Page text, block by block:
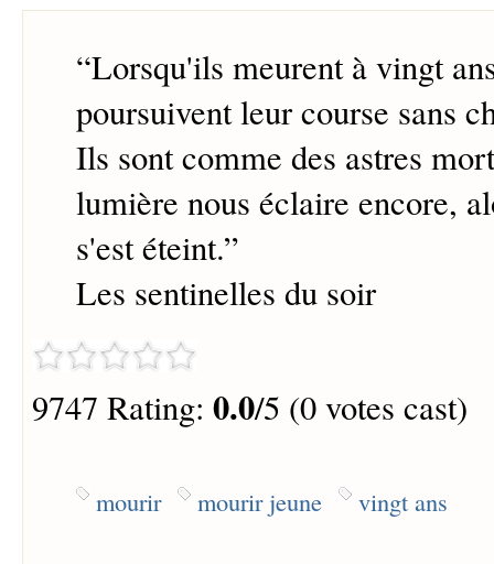
“Lorsqu'ils meurent à vingt
poursuivent leur course sans
Ils sont comme des astres
lumière nous éclaire encore,
s'est éteint.”
Les sentinelles du soir
9747 Rating: 0.0/5 (0 votes cast)
mourir mourir jeune vingt ans